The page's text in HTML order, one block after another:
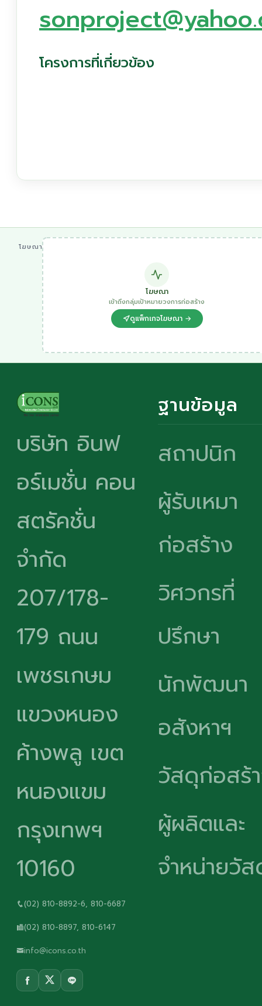
โครงการที่เกี่ยวข้อง
โฆษณา
โฆษณา
เข้าถึงกลุ่มเป้าหมายวงการก่อสร้าง
ดูแพ็กเกจโฆษณา →
บริษัท อินฟ
อร์เมชั่น คอน
สตรัคชั่น
จำกัด
207/178-
179 ถนน
เพชรเกษม
แขวงหนอง
ค้างพลู เขต
หนองแขม
กรุงเทพฯ
10160
(02) 810-8892-6, 810-6687
(02) 810-8897, 810-6147
info@icons.co.th
ฐานข้อมูล
สถาปนิก
ผู้รับเหมา
ก่อสร้าง
วิศวกรที่
ปรึกษา
นักพัฒนา
อสังหาฯ
วัสดุก่อสร้
ผู้ผลิตและ
จำหน่ายวั